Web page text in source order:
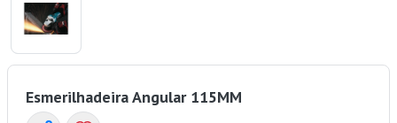
Esmerilhadeira Angular 115MM